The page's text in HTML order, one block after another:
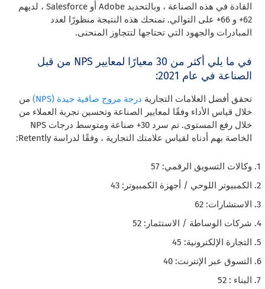
القادة في هذه الصناعة ، وبالتحديد Adobe أو Salesforce ، لديهم
62+ و 66+ على التوالي. تمنحك هذه النتيجة منظورًا لعدد
المبادرات والجهود التي تحتاجها لتتجاوز المنحنى.
في ما يلي أكثر من 30 معيارًا لمعايير NPS من قبل
الصناعة في عام 2021:
تحقق أفضل العلامات التجارية درجة مروج صافية جيدة (NPS)
من
خلال قياس الأداء وفقًا لمعايير الصناعة وتحسين تجربة العملاء من
خلال رفع المستوى. تم سرد 30+ صناعة ومتوسط ​​درجات NPS
الخاصة بهم أدناه لقياس علامتك التجارية ، وفقًا لدراسة Retently:
وكالات التسويق الرقمي: 57
الكمبيوتر اللوحي / أجهزة الكمبيوتر: 43
الاستشارات: 62
شركات الوساطة / الاستثمار: 52
التجارة الإلكترونية: 45
التسوق عبر الإنترنت: 40
البناء : 52